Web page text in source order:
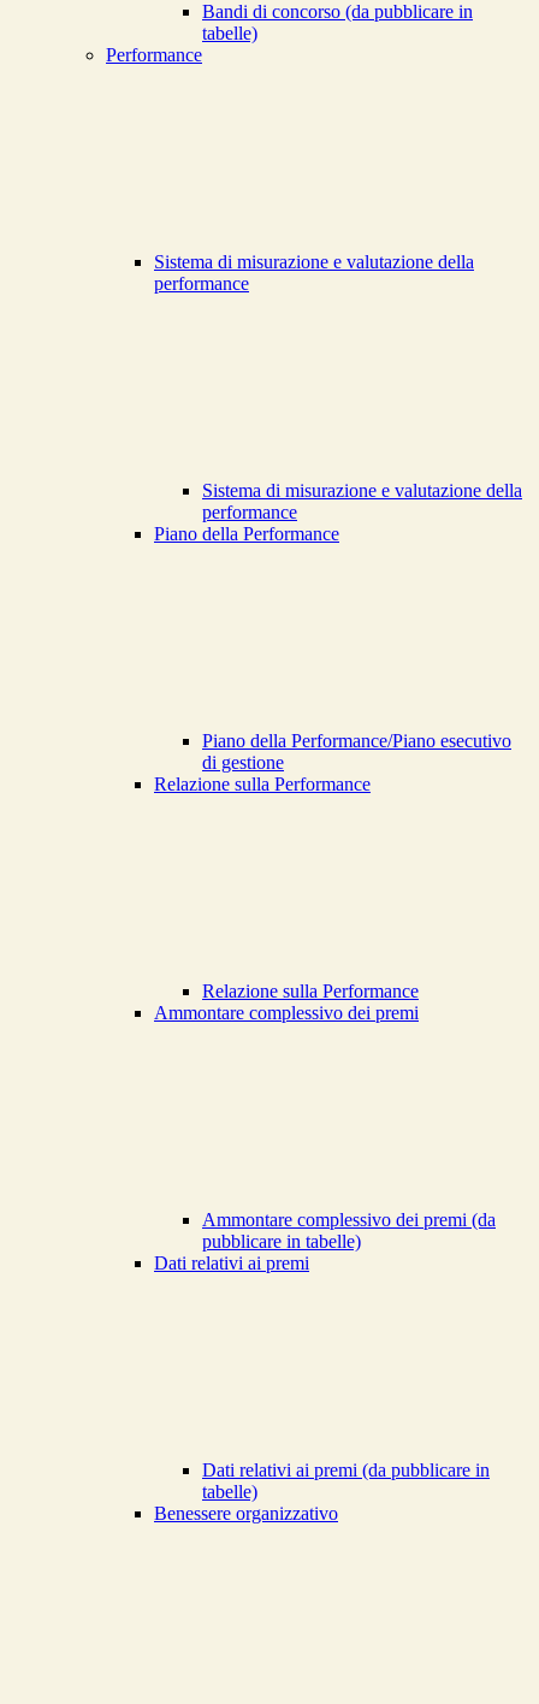
Bandi di concorso (da pubblicare in
tabelle)
Performance
Sistema di misurazione e valutazione della
performance
Sistema di misurazione e valutazione della
performance
Piano della Performance
Piano della Performance/Piano esecutivo
di gestione
Relazione sulla Performance
Relazione sulla Performance
Ammontare complessivo dei premi
Ammontare complessivo dei premi (da
pubblicare in tabelle)
Dati relativi ai premi
Dati relativi ai premi (da pubblicare in
tabelle)
Benessere organizzativo